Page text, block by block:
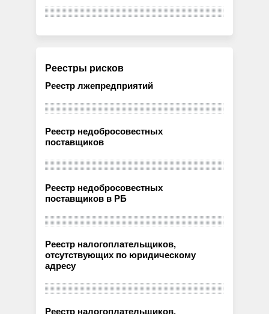
Реестры рисков
Реестр лжепредприятий
Реестр недобросовестных
поставщиков
Реестр недобросовестных
поставщиков в РБ
Реестр налогоплательщиков,
отсутствующих по юридическому
адресу
Реестр налогоплательщиков,